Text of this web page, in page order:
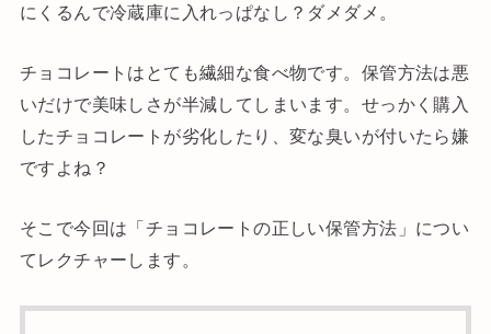
にくるんで冷蔵庫に入れっぱなし？ダメダメ。
チョコレートはとても繊細な食べ物です。保管方法は悪
いだけで美味しさが半減してしまいます。せっかく購入
したチョコレートが劣化したり、変な臭いが付いたら嫌
ですよね？
そこで今回は「チョコレートの正しい保管方法」につい
てレクチャーします。